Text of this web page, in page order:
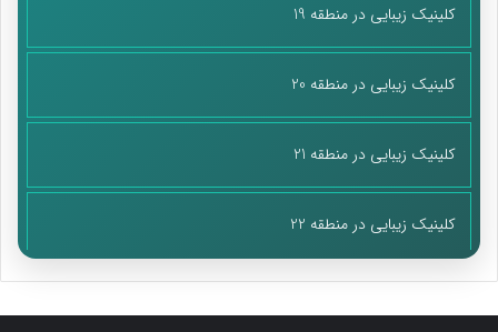
کلینیک زیبایی در منطقه 19
کلینیک زیبایی در منطقه 20
کلینیک زیبایی در منطقه 21
کلینیک زیبایی در منطقه 22